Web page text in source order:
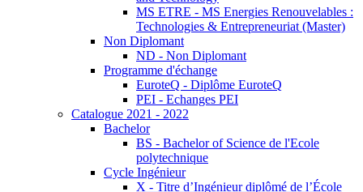
MS ETRE - MS Energies Renouvelables :
Technologies & Entrepreneuriat (Master)
Non Diplomant
ND - Non Diplomant
Programme d'échange
EuroteQ - Diplôme EuroteQ
PEI - Echanges PEI
Catalogue 2021 - 2022
Bachelor
BS - Bachelor of Science de l'Ecole
polytechnique
Cycle Ingénieur
X - Titre d’Ingénieur diplômé de l’École